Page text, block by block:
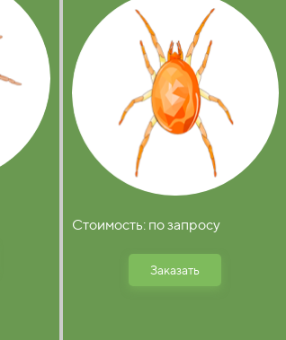
Стоимость: по запросу
Заказать